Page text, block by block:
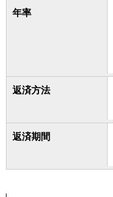
年率
返済方法
返済期間